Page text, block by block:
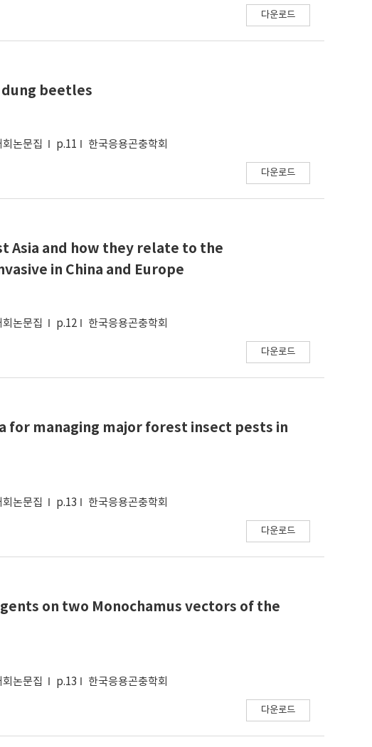
다운로드
beetles
논문집 p.11 한국응용곤충학회
다운로드
Asia and how they relate to the
in China and Europe
논문집 p.12 한국응용곤충학회
다운로드
managing major forest insect pests in
논문집 p.13 한국응용곤충학회
다운로드
on two Monochamus vectors of the
논문집 p.13 한국응용곤충학회
다운로드